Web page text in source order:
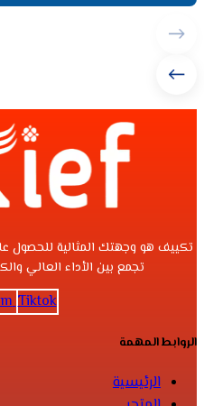
تكييف هو وجهتك المثالية للحصول
تجمع بين الأداء العالي
Tiktok
الروابط المهمة
الرئيسية